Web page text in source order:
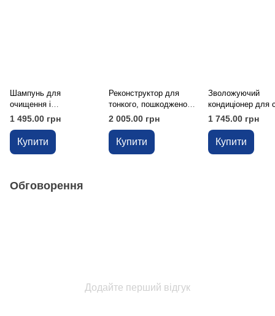
Шампунь для
очищення і
детоксикації
Mediceuticals Vivid™,
250 мл
1 495.00 грн
Купити
Реконструктор для
тонкого, пошкодженого
або ослабленого
волосся Mediceuticals
Volume & Strength, 250
мл
2 005.00 грн
Купити
Зволожуючий
кондиціонер для
і неслухняного
Mediceuticals
CYTE™, 250 мл
1 745.00 грн
Купити
Обговорення
Додайте перший відгук